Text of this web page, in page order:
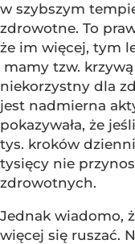
w szybszym
zdrowotne. To
że im więcej, tym
mamy tzw.
niekorzystny dla
jest nadmierna
pokazywała, że
tys. kroków
tysięcy nie
zdrowotnych.
Jednak wiadomo,
więcej się ruszać.